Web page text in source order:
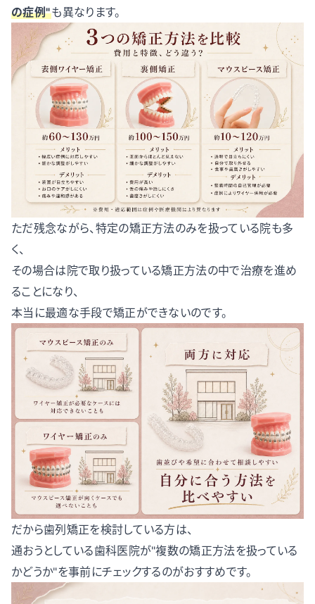
の症例"も異なります。
ただ残念ながら、特定の矯正方法のみを扱っている院も多
く、
その場合は院で取り扱っている矯正方法の中で治療を進め
ることになり、
本当に最適な手段で矯正ができないのです。
だから歯列矯正を検討している方は、
通おうとしている歯科医院が"複数の矯正方法を扱っている
かどうか"を事前にチェックするのがおすすめです。